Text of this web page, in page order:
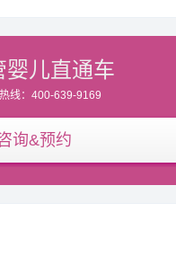
婴儿直通车
线：400-639-9169
询&预约